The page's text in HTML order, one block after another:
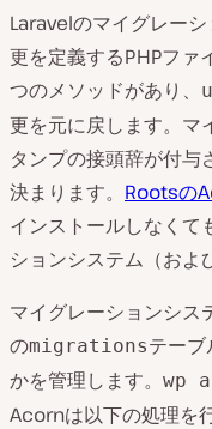
Laravelのマイグレー
更を定義するPHPファ
つのメソッドがあり、
更を元に戻します。マ
タンプの接頭辞が付与
決まります。 Rootsの
インストールしなく
ションシステム（およ
マイグレーションシ
のmigrationsテー
かを管理します。 wp
Acornは以下の処理を